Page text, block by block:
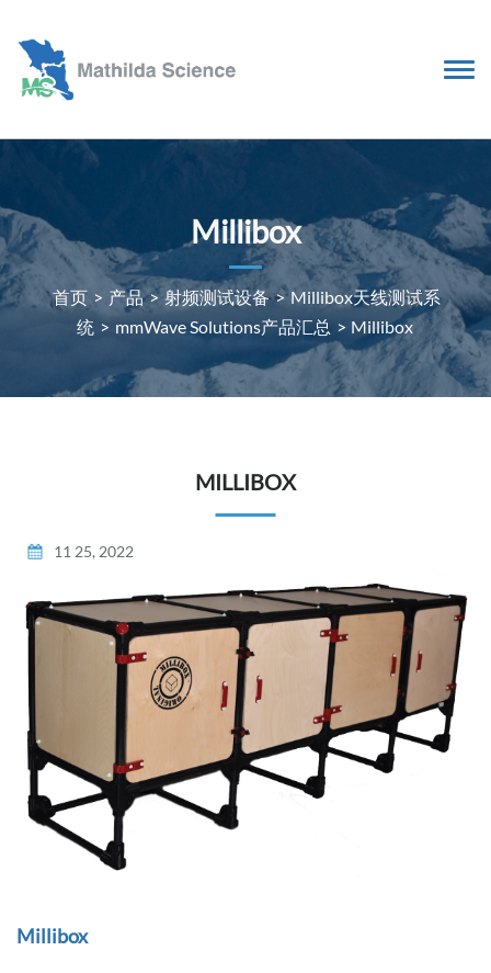
Millibox
首页 > 产品> 射频测试设备>Millibox天线测试系
统 > mmWave Solutions产品汇总 > Millibox
MILLIBOX
11 25, 2022
Millibox